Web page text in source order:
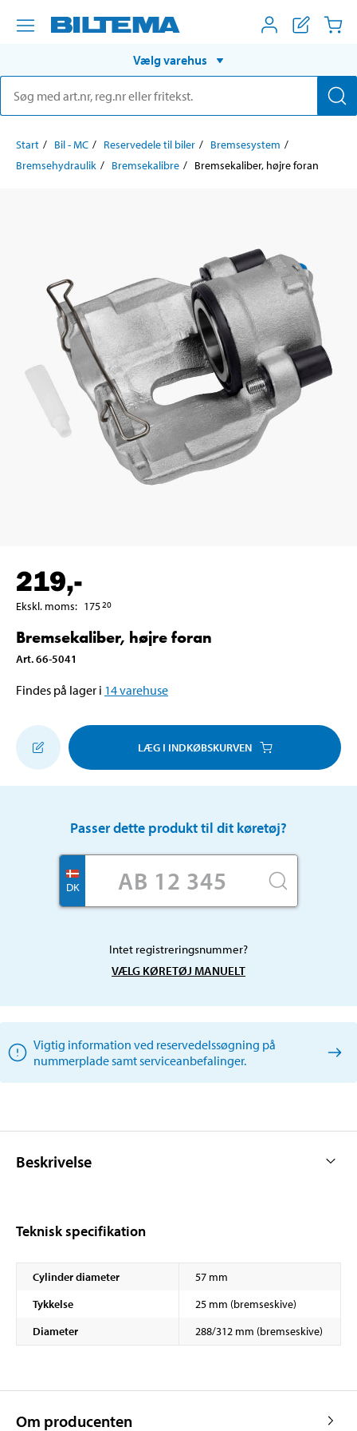
Vælg varehus
Start Bil - MC Reservedele til biler
Bremsesystem
Bremsehydraulik
Bremsekalibre Bremsekaliber, højre foran
219,-
Ekskl. moms: 17520
Bremsekaliber, højre foran
Art.66-5041
Findes på lager i 14varehuse
LÆG I INDKØBSKURVEN
Passer dette produkt til dit køretøj?
DK
Intet registreringsnummer?
VÆLG KØRETØJ MANUELT
Vigtig information ved reservedelssøgning på
nummerplade samt serviceanbefalinger.
Beskrivelse
Teknisk specifikation
Cylinder diameter
57 mm
Tykkelse
25 mm (bremseskive)
Diameter
288/312 mm (bremseskive)
Om producenten